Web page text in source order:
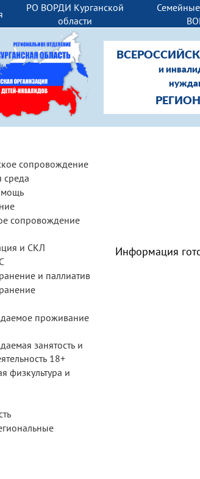
РО ВОРДИ Курганской
области
и
сопровождение
среда
сопровождение
и СКЛ
и паллиатив
проживание
занятость и
18+
физкультура и
Информация